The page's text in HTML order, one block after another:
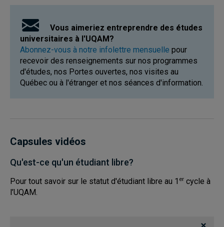
Vous aimeriez entreprendre des études
universitaires à l'UQAM?
Abonnez-vous à notre infolettre mensuelle pour
recevoir des renseignements sur nos programmes
d'études, nos Portes ouvertes, nos visites au
Québec ou à l'étranger et nos séances d'information.
Capsules vidéos
Qu'est-ce qu'un étudiant libre?
Pour tout savoir sur le statut d'étudiant libre au 1 er cycle à
l’UQAM.